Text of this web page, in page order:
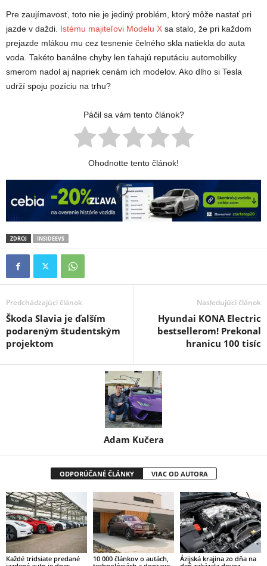
Pre zaujímavosť, toto nie je jediný problém, ktorý môže nastať pri
jazde v daždi. Istému majiteľovi Modelu X sa stalo, že pri každom
prejazde mlákou mu cez tesnenie čelného skla natiekla do auta
voda. Takéto banálne chyby len ťahajú reputáciu automobilky
smerom nadol aj napriek cenám ich modelov. Ako dlho si Tesla
udrží spoju pozíciu na trhu?
Páčil sa vám tento článok?
Ohodnotte tento článok!
ZDROJ INSIDEEVS
Predchádzajúci článok
Škoda Slavia je ďalším
podareným študentským
projektom
Nasledujúci článok
Hyundai KONA Electric
bestsellerom! Prekonal
hranicu 100 tisíc
Adam Kučera
ODPORÚČANÉ ČLÁNKY VIAC OD AUTORA
Každé tridsiate predané
10 000 článkov o autách,
Ázijská krajina zo dňa na